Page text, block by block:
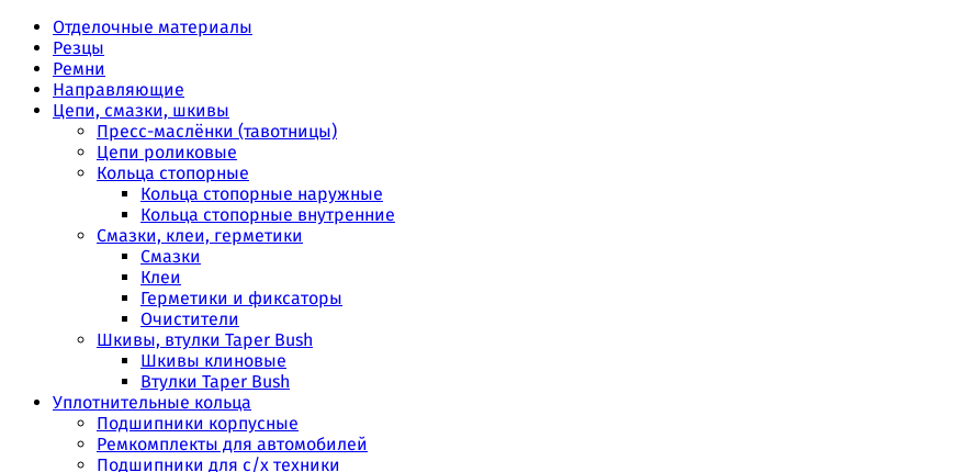
Отделочные материалы
Резцы
Ремни
Направляющие
Цепи, смазки, шкивы
Пресс-маслёнки (тавотницы)
Цепи роликовые
Кольца стопорные
Кольца стопорные наружные
Кольца стопорные внутренние
Смазки, клеи, герметики
Смазки
Клеи
Герметики и фиксаторы
Очистители
Шкивы, втулки Taper Bush
Шкивы клиновые
Втулки Taper Bush
Уплотнительные кольца
Подшипники корпусные
Ремкомплекты для автомобилей
Подшипники для с/х техники